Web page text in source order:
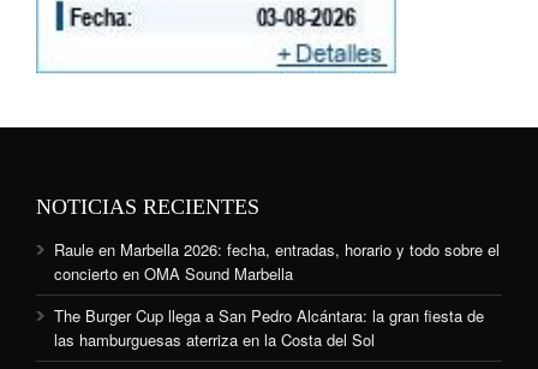
NOTICIAS RECIENTES
Raule en Marbella 2026: fecha, entradas, horario y todo sobre el
concierto en OMA Sound Marbella
The Burger Cup llega a San Pedro Alcántara: la gran fiesta de
las hamburguesas aterriza en la Costa del Sol